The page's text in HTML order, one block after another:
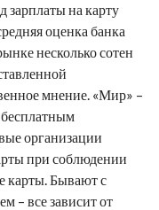
зарплаты на карту
оценка банка
несколько сотен
мнение. «Мир» –
организации
при соблюдении
карты. Бывают с
– все зависит от